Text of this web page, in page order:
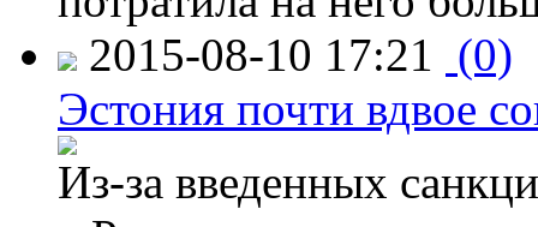
2015-08-10 17:21 (0)
Эстония почти вдвое
Из-за введенных